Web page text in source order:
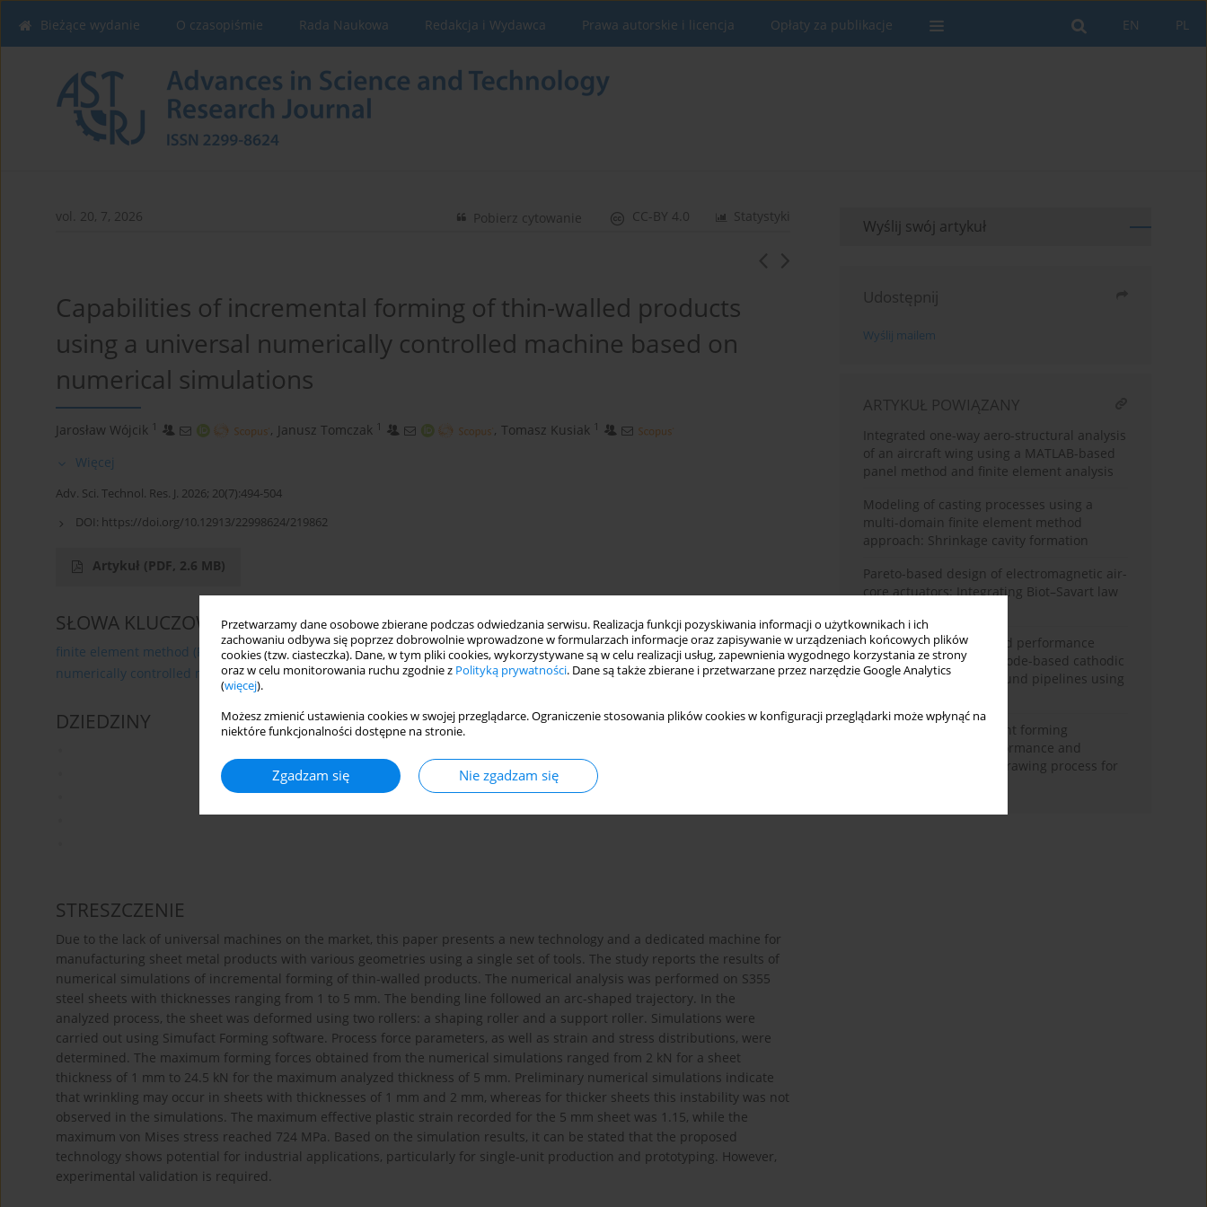
Przetwarzamy dane osobowe zbierane podczas odwiedzania serwisu. Realizacja funkcji pozyskiwania informacji o użytkownikach i ich
zachowaniu odbywa się poprzez dobrowolnie wprowadzone w formularzach informacje oraz zapisywanie w urządzeniach końcowych plików
cookies (tzw. ciasteczka). Dane, w tym pliki cookies, wykorzystywane są w celu realizacji usług, zapewnienia wygodnego korzystania ze strony
oraz w celu monitorowania ruchu zgodnie z Polityką prywatności. Dane są także zbierane i przetwarzane przez narzędzie Google Analytics
(więcej).
Możesz zmienić ustawienia cookies w swojej przeglądarce. Ograniczenie stosowania plików cookies w konfiguracji przeglądarki może wpłynąć na
niektóre funkcjonalności dostępne na stronie.
Zgadzam się Nie zgadzam się
PL
EN
Bieżące wydanie O czasopiśmie Rada Naukowa Redakcja i Wydawca Prawa autorskie i licencja Opłaty za publikacje
vol. 20, 7, 2026 Statystyki
CC-BY 4.0
Pobierz cytowanie
Capabilities of incremental forming of thin-walled products
using a universal numerically controlled machine based on
numerical simulations
Jarosław Wójcik 1 , Janusz Tomczak 1 , Tomasz Kusiak 1
Więcej
Adv. Sci. Technol. Res. J. 2026; 20(7):494-504
DOI: https://doi.org/10.12913/22998624/219862
Artykuł (PDF, 2.6 MB)
SŁOWA KLUCZOWE
finite element method (FEM) thin-walled components sheet metal forming
incremental forming
numerically controlled machine
DZIEDZINY
STRESZCZENIE
Due to the lack of universal machines on the market, this paper presents a new technology and a dedicated machine for
manufacturing sheet metal products with various geometries using a single set of tools. The study reports the results of
numerical simulations of incremental forming of thin-walled products. The numerical analysis was performed on S355
steel sheets with thicknesses ranging from 1 to 5 mm. The bending line followed an arc-shaped trajectory. In the
analyzed process, the sheet was deformed using two rollers: a shaping roller and a support roller. Simulations were
carried out using Simufact Forming software. Process force parameters, as well as strain and stress distributions, were
determined. The maximum forming forces obtained from the numerical simulations ranged from 2 kN for a sheet
thickness of 1 mm to 24.5 kN for the maximum analyzed thickness of 5 mm. Preliminary numerical simulations indicate
that wrinkling may occur in sheets with thicknesses of 1 mm and 2 mm, whereas for thicker sheets this instability was not
observed in the simulations. The maximum effective plastic strain recorded for the 5 mm sheet was 1.15, while the
maximum von Mises stress reached 724 MPa. Based on the simulation results, it can be stated that the proposed
technology shows potential for industrial applications, particularly for single-unit production and prototyping. However,
experimental validation is required.
Wyślij swój artykuł
Udostępnij
Wyślij mailem
ARTYKUŁ POWIĄZANY
Integrated one-way aero-structural analysis
of an aircraft wing using a MATLAB-based
panel method and finite element analysis
Modeling of casting processes using a
multi-domain finite element method
approach: Shrinkage cavity formation
Pareto-based design of electromagnetic air-
core actuators: Integrating Biot–Savart law
Numerical modeling and performance
analysis of sacrificial anode-based cathodic
protection on underground pipelines using
The influence of different forming
techniques on the performance and
outcomes of the deep drawing process for